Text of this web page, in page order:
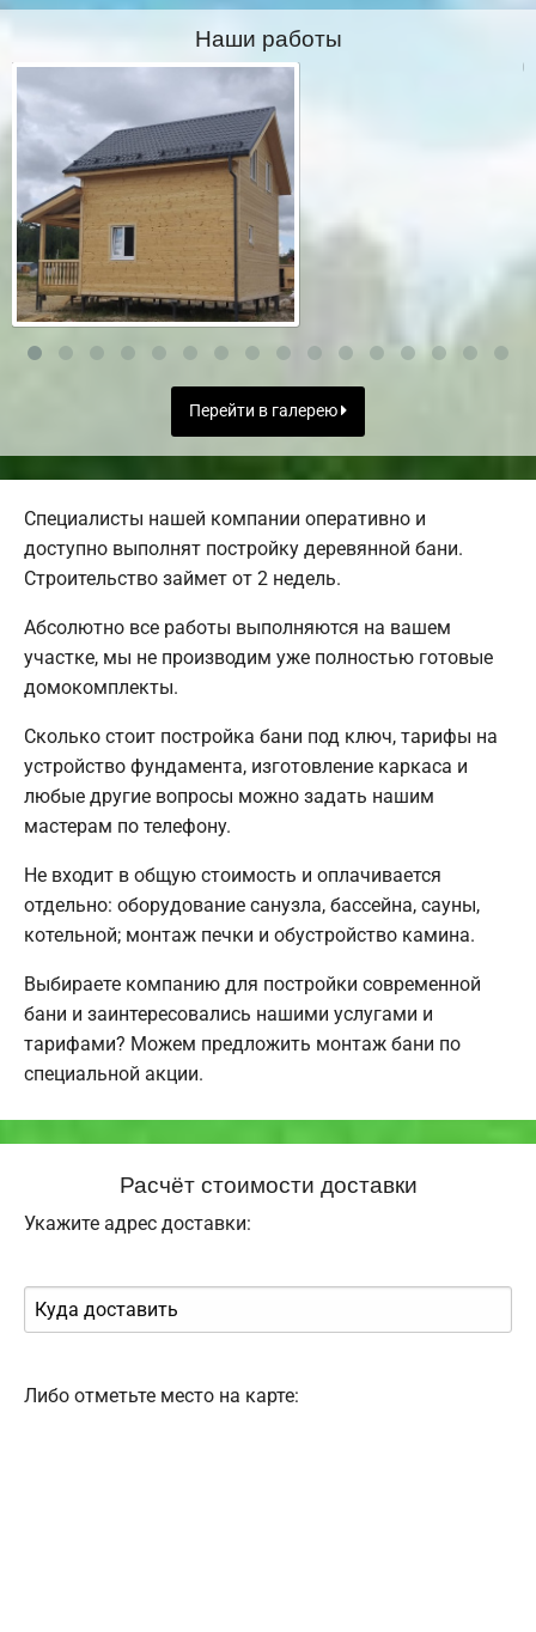
Наши работы
Перейти в галерею
Специалисты нашей компании оперативно и
доступно выполнят постройку деревянной бани.
Строительство займет от 2 недель.
Абсолютно все работы выполняются на вашем
участке, мы не производим уже полностью готовые
домокомплекты.
Сколько стоит постройка бани под ключ, тарифы на
устройство фундамента, изготовление каркаса и
любые другие вопросы можно задать нашим
мастерам по телефону.
Не входит в общую стоимость и оплачивается
отдельно: оборудование санузла, бассейна, сауны,
котельной; монтаж печки и обустройство камина.
Выбираете компанию для постройки современной
бани и заинтересовались нашими услугами и
тарифами? Можем предложить монтаж бани по
специальной акции.
Расчёт стоимости доставки
Укажите адрес доставки:
Либо отметьте место на карте: